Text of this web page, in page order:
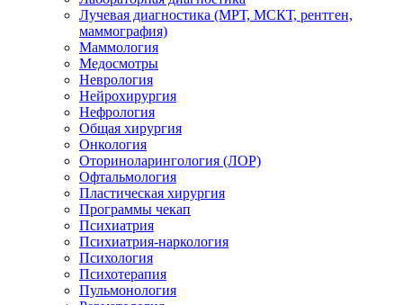
Лучевая диагностика (МРТ, МСКТ, рентген,
маммография)
Маммология
Медосмотры
Неврология
Нейрохирургия
Нефрология
Общая хирургия
Онкология
Оториноларингология (ЛОР)
Офтальмология
Пластическая хирургия
Программы чекап
Психиатрия
Психиатрия-наркология
Психология
Психотерапия
Пульмонология